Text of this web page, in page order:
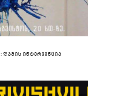
ᲦᲐᲛᲘᲡ ᲘᲜᲢᲔᲠᲕᲔᲜᲪᲘᲐ